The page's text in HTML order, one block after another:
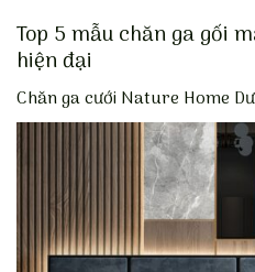
Top 5 mẫu chăn ga gối
hiện đại
Chăn ga cưới Nature Home